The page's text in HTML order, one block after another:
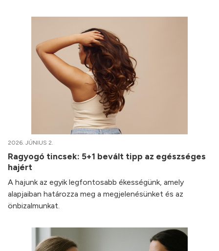
2026. JÚNIUS 2.
Ragyogó tincsek: 5+1 bevált tipp az egészséges
hajért
A hajunk az egyik legfontosabb ékességünk, amely
alapjaiban határozza meg a megjelenésünket és az
önbizalmunkat.